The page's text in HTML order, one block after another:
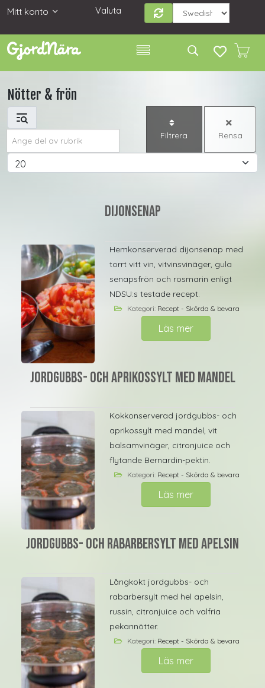
Mitt konto Valuta
Nötter & frön
Ange del av rubrik
Filtrera Rensa
Visa #
Dijonsenap
Hemkonserverad dijonsenap med
torrt vitt vin, vitvinsvinäger, gula
senapsfrön och rosmarin enligt
NDSU:s testade recept.
Kategori: Recept - Skörda & bevara
Läs mer
Jordgubbs- och aprikossylt med mandel
Kokkonserverad jordgubbs- och
aprikossylt med mandel, vit
balsamvinäger, citronjuice och
flytande Bernardin-pektin.
Kategori: Recept - Skörda & bevara
Läs mer
Jordgubbs- och rabarbersylt med apelsin
Långkokt jordgubbs- och
rabarbersylt med hel apelsin,
russin, citronjuice och valfria
pekannötter.
Kategori: Recept - Skörda & bevara
Läs mer